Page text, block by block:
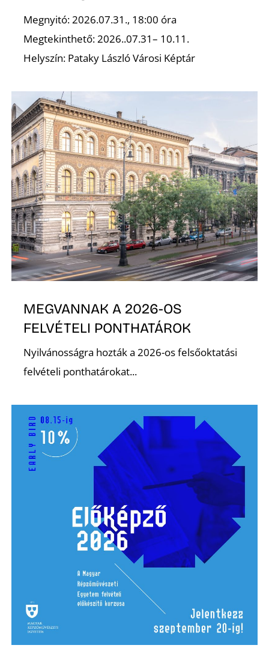
Megnyitó: 2026.07.31., 18:00 óra
Megtekinthető: 2026..07.31– 10.11.
Helyszín: Pataky László Városi Képtár
MEGVANNAK A 2026-OS
FELVÉTELI PONTHATÁROK
Nyilvánosságra hozták a 2026-os felsőoktatási
felvételi ponthatárokat...